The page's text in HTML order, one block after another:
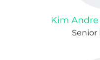
Kim
Senior